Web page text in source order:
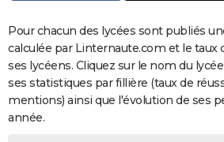
FORUM
Bricolage
Lifestyle
Culture
Television
Voyage
Cinema
Pour chacun des lycées sont publiés
calculée par Linternaute.com et le taux
ses lycéens. Cliquez sur le nom du
ses statistiques par fillière (taux de
mentions) ainsi que l'évolution de ses
année.